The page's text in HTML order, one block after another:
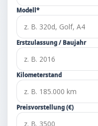
Modell*
Erstzulassung / Baujahr
Kilometerstand
Preisvorstellung (€)